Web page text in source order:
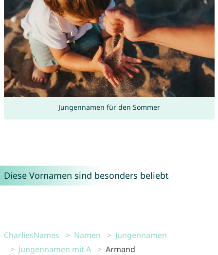
Jungennamen für den Sommer
Diese Vornamen sind besonders beliebt
CharliesNames Namen
Jungennamen
Jungennamen mit A
Armand